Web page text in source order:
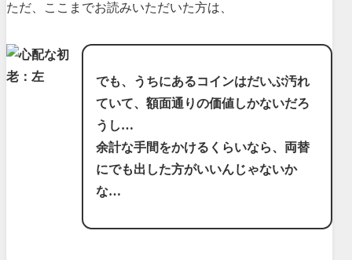
ただ、ここまでお読みいただいた方は、
でも、うちにあるコインはだいぶ汚れ
ていて、額面通りの価値しかないだろ
うし…
余計な手間をかけるくらいなら、両替
にでも出した方がいいんじゃないか
な…